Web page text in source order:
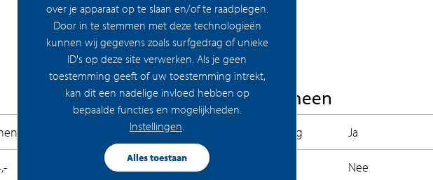
hoogte met prachtig uitzicht. Het landschap
er is meer…
verschillende woningtypes in zes
S tot XXXL. Dit is het nieuwe stedelijk
‘Nice to stay in, easy to go out’.
Woning Algemeen
Permanente bewoning Ja
Recreatiewoning Nee
over je apparaat op te slaan en/of te raadplegen.
Door in te stemmen met deze technologieën
kunnen wij gegevens zoals surfgedrag of unieke
ID's op deze site verwerken. Als je geen
toestemming geeft of uw toestemming intrekt,
kan dit een nadelige invloed hebben op
bepaalde functies en mogelijkheden.
Instellingen
Alles toestaan